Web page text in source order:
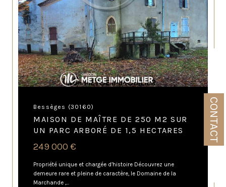
CONTACT
Bessèges (30160)
MAISON DE MAÎTRE DE 250 M2 SUR
UN PARC ARBORÉ DE 1,5 HECTARES
249 000 €
Propriété unique et chargée d’histoire Découvrez une
demeure rare et pleine de caractère, le Domaine de la
Marchande ,...